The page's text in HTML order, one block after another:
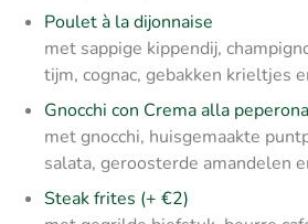
Poulet à la dijonnaise
met sappige kippendij,
tijm, cognac, gebakken krieltjes
Gnocchi con Crema alla
met gnocchi, huisgemaakte
salata, geroosterde amandelen
Steak frites (+ €2)